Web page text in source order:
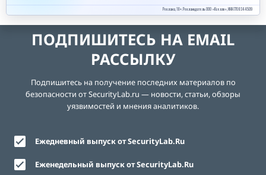
Реклама, 18+. Рекламодатель ООО «Кселло», ИНН 7708344509
ПОДПИШИТЕСЬ НА EMAIL
РАССЫЛКУ
Подпишитесь на получение последних материалов по
безопасности от SecurityLab.ru — новости, статьи, обзоры
уязвимостей и мнения аналитиков.
Ежедневный выпуск от SecurityLab.Ru
Еженедельный выпуск от SecurityLab.Ru